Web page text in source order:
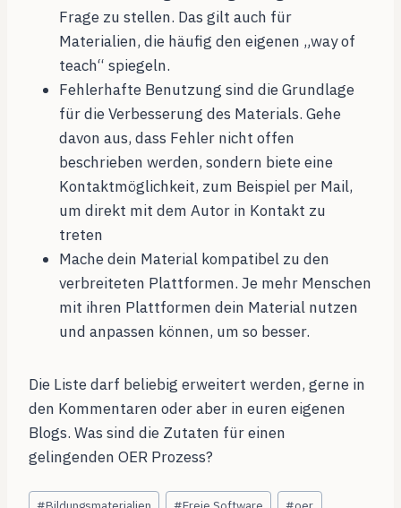
Frage zu stellen. Das gilt auch für
Materialien, die häufig den eigenen „way of
teach“ spiegeln.
Fehlerhafte Benutzung sind die Grundlage
für die Verbesserung des Materials. Gehe
davon aus, dass Fehler nicht offen
beschrieben werden, sondern biete eine
Kontaktmöglichkeit, zum Beispiel per Mail,
um direkt mit dem Autor in Kontakt zu
treten
Mache dein Material kompatibel zu den
verbreiteten Plattformen. Je mehr Menschen
mit ihren Plattformen dein Material nutzen
und anpassen können, um so besser.
Die Liste darf beliebig erweitert werden, gerne in
den Kommentaren oder aber in euren eigenen
Blogs. Was sind die Zutaten für einen
gelingenden OER Prozess?
Schlagworte: